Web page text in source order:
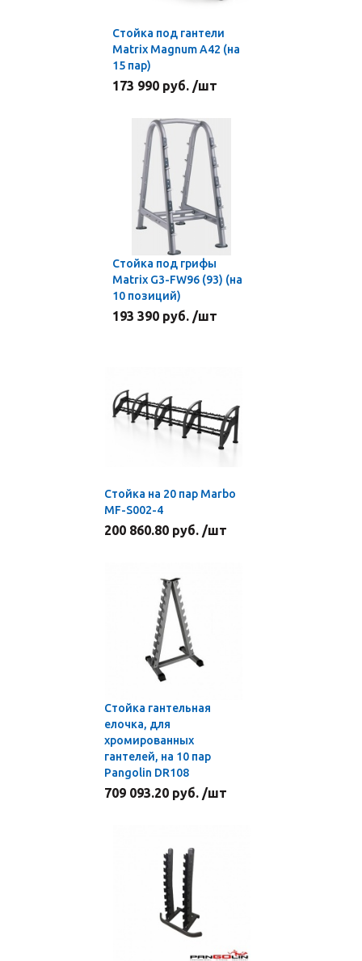
Стойка под гантели
Matrix Magnum A42 (на
15 пар)
173 990 руб. /шт
Стойка под грифы
Matrix G3-FW96 (93) (на
10 позиций)
193 390 руб. /шт
Cтойка на 20 пар Marbo
MF-S002-4
200 860.80 руб. /шт
Стойка гантельная
елочка, для
хромированных
гантелей, на 10 пар
Pangolin DR108
709 093.20 руб. /шт